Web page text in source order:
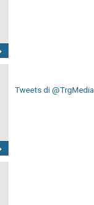
Tweets di @TrgMedia